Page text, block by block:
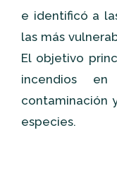
e identificó a
las más
El objetivo
incendios
contaminación
especies.